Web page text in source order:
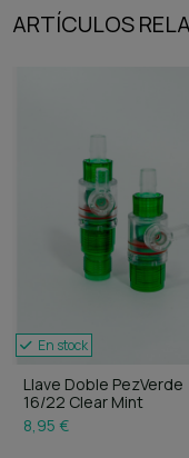
ARTÍCULOS
En stock
Llave Doble PezVerde
16/22 Clear Mint
8,95 €